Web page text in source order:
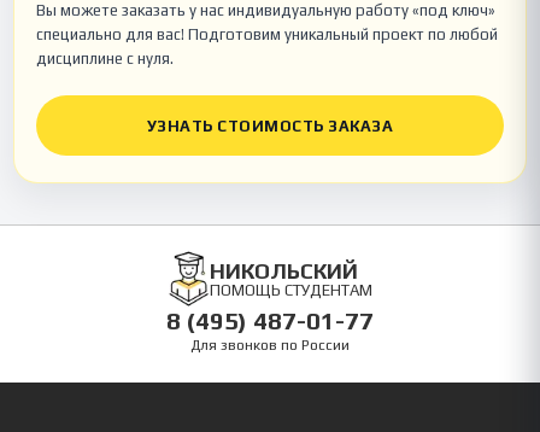
Вы можете заказать у нас индивидуальную работу «под ключ»
специально для вас! Подготовим уникальный проект по любой
дисциплине с нуля.
УЗНАТЬ СТОИМОСТЬ ЗАКАЗА
НИКОЛЬСКИЙ
ПОМОЩЬ СТУДЕНТАМ
8 (495) 487-01-77
Для звонков по России